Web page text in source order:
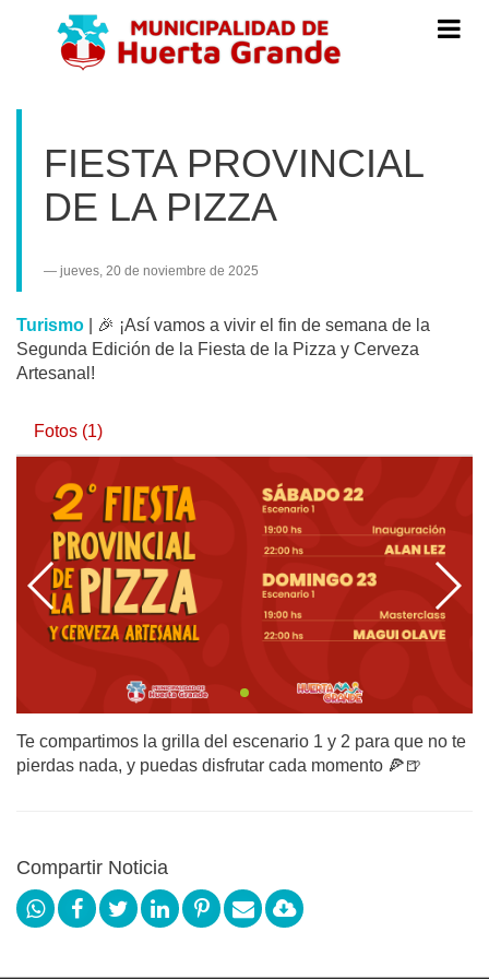
Menú
de
FIESTA PROVINCIAL
DE LA PIZZA
jueves, 20 de noviembre de 2025
Turismo
🎉 ¡Así vamos a vivir el fin de semana de la
Segunda Edición de la Fiesta de la Pizza y Cerveza
Artesanal!
Fotos (1)
Te compartimos la grilla del escenario 1 y 2 para que no te
pierdas nada, y puedas disfrutar cada momento 🍕🍺
Compartir Noticia